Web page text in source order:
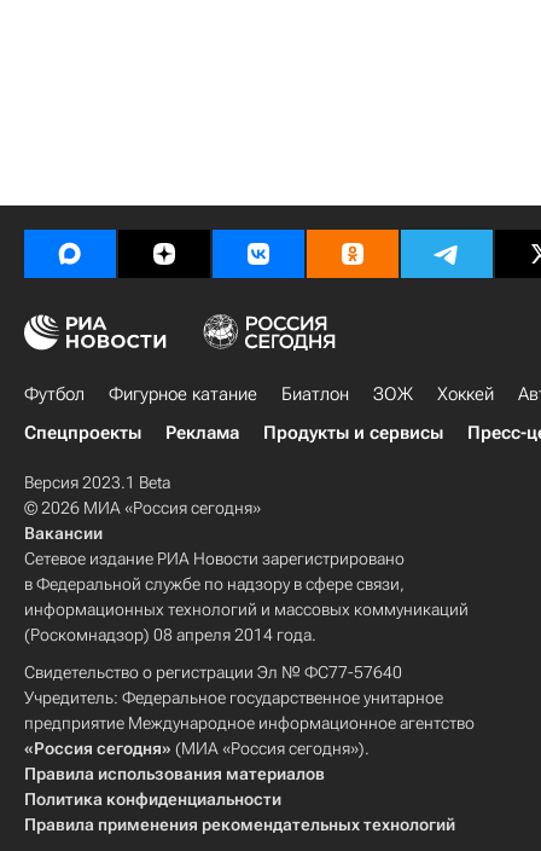
Футбол Фигурное катание Биатлон ЗОЖ Хоккей
Спецпроекты
Реклама Продукты и сервисы Пресс-
Версия 2023.1 Beta
© 2026 МИА «Россия сегодня»
Вакансии
Сетевое издание РИА Новости зарегистрировано
в Федеральной службе по надзору в сфере связи,
информационных технологий и массовых коммуникаций
(Роскомнадзор) 08 апреля 2014 года.
Свидетельство о регистрации Эл № ФС77-57640
Учредитель: Федеральное государственное унитарное
предприятие Международное информационное агентство
«Россия сегодня» (МИА «Россия сегодня»).
Правила использования материалов
Политика конфиденциальности
Правила применения рекомендательных технологий